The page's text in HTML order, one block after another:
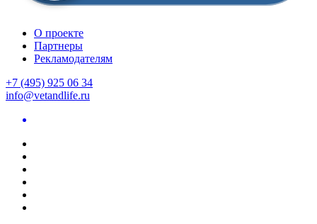
О проекте
Партнеры
Рекламодателям
+7 (495) 925 06 34
info@vetandlife.ru